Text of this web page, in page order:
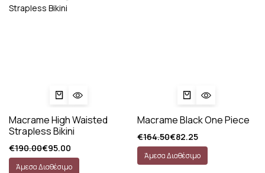
Macrame High Waisted
Strapless Bikini
€190.00€95.00
Άμεσα Διαθέσιμο
Macrame Black One Piece
€164.50€82.25
Άμεσα Διαθέσιμο